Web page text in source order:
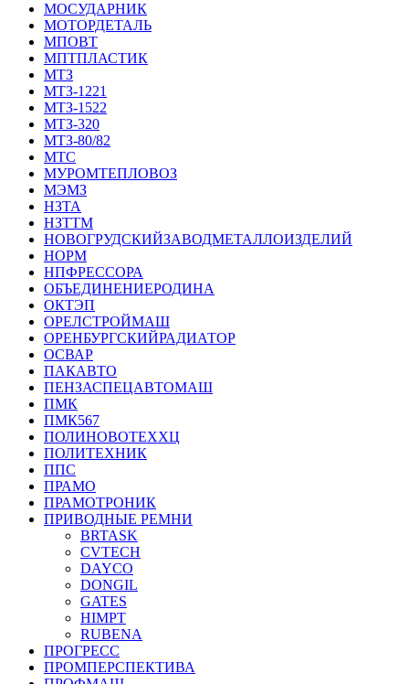
МОСУДАРНИК
МОТОРДЕТАЛЬ
МПОВТ
МПТПЛАСТИК
МТЗ
МТЗ-1221
МТЗ-1522
МТЗ-320
МТЗ-80/82
МТС
МУРОМТЕПЛОВОЗ
МЭМЗ
НЗТА
НЗТТМ
НОВОГРУДСКИЙЗАВОДМЕТАЛЛОИЗДЕЛИЙ
НОРМ
НПФРЕССОРА
ОБЪЕДИНЕНИЕРОДИНА
ОКТЭП
ОРЕЛСТРОЙМАШ
ОРЕНБУРГСКИЙРАДИАТОР
ОСВАР
ПАКАВТО
ПЕНЗАСПЕЦАВТОМАШ
ПМК
ПМК567
ПОЛИНОВОТЕХХЦ
ПОЛИТЕХНИК
ППС
ПРАМО
ПРАМОТРОНИК
ПРИВОДНЫЕ РЕМНИ
BRTASK
CVTECH
DAYCO
DONGIL
GATES
HIMPT
RUBENA
ПРОГРЕСС
ПРОМПЕРСПЕКТИВА